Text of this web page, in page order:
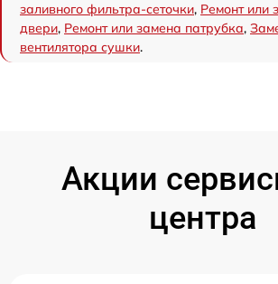
заливного фильтра-сеточки, Ремонт или
двери, Ремонт или замена патрубка,
вентилятора сушки.
Акции
центра